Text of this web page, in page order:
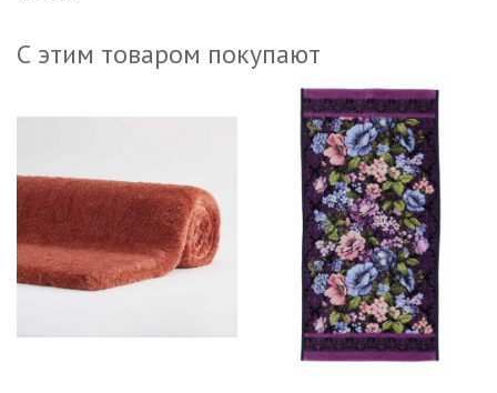
С этим товаром покупают